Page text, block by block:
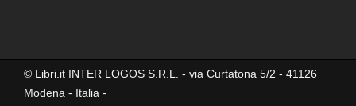
© Libri.it INTER LOGOS S.R.L. - via Curtatona 5/2 - 41126
Modena - Italia -